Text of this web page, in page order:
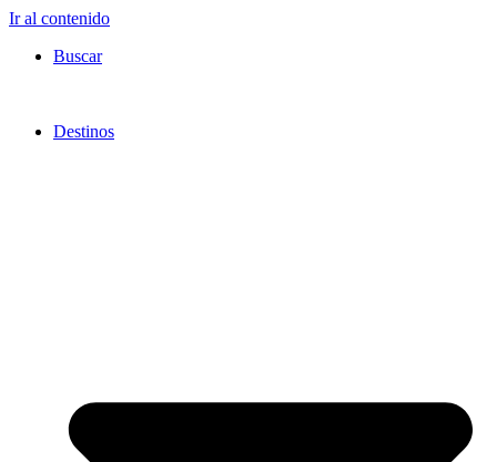
Ir al contenido
Buscar
Destinos